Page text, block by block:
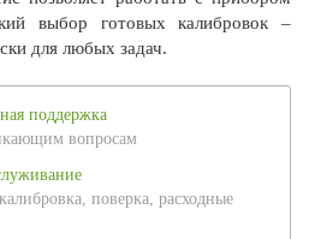
выбор готовых калибровок –
для любых задач.
поддержка
вопросам
поверка, расходные